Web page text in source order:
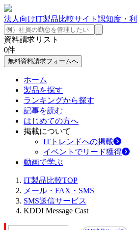
法人向けIT製品比較サイト 認知度・
資料請求リスト
0件
無料資料請求フォームへ
ホーム
製品を探す
ランキングから探す
記事を読む
はじめての方へ
掲載について
ITトレンドへの掲載
イベントでリード獲得
動画で学ぶ
IT製品比較TOP
メール・FAX・SMS
SMS送信サービス
KDDI Message Cast